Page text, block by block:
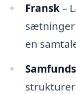
Fransk–
en